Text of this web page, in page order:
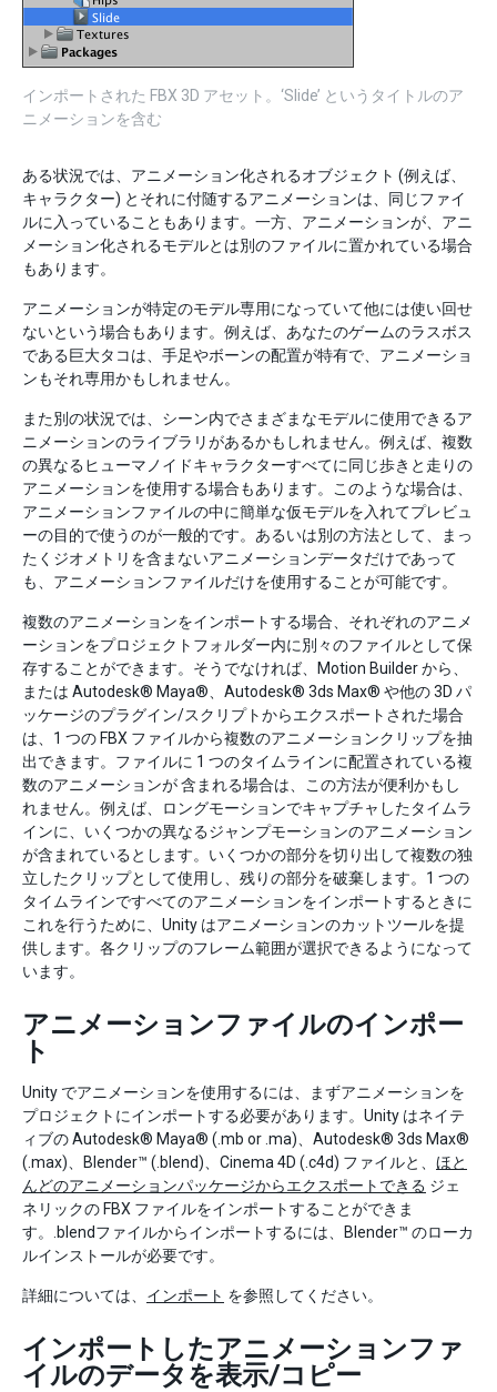
インポートされた FBX 3D アセット。‘Slide’ というタイトルのア
ニメーションを含む
ある状況では、アニメーション化されるオブジェクト (例えば、
キャラクター) とそれに付随するアニメーションは、同じファイ
ルに入っていることもあります。一方、アニメーションが、アニ
メーション化されるモデルとは別のファイルに置かれている場合
もあります。
アニメーションが特定のモデル専用になっていて他には使い回せ
ないという場合もあります。例えば、あなたのゲームのラスボス
である巨大タコは、手足やボーンの配置が特有で、アニメーショ
ンもそれ専用かもしれません。
また別の状況では、シーン内でさまざまなモデルに使用できるア
ニメーションのライブラリがあるかもしれません。例えば、複数
の異なるヒューマノイドキャラクターすべてに同じ歩きと走りの
アニメーションを使用する場合もあります。このような場合は、
アニメーションファイルの中に簡単な仮モデルを入れてプレビュ
ーの目的で使うのが一般的です。あるいは別の方法として、まっ
たくジオメトリを含まないアニメーションデータだけであって
も、アニメーションファイルだけを使用することが可能です。
複数のアニメーションをインポートする場合、それぞれのアニメ
ーションをプロジェクトフォルダー内に別々のファイルとして保
存することができます。そうでなければ、Motion Builder から、
または Autodesk® Maya®、Autodesk® 3ds Max® や他の 3D パ
ッケージのプラグイン/スクリプトからエクスポートされた場合
は、1 つの FBX ファイルから複数のアニメーションクリップを抽
出できます。ファイルに 1 つのタイムラインに配置されている複
数のアニメーションが 含まれる場合は、この方法が便利かもし
れません。例えば、ロングモーションでキャプチャしたタイムラ
インに、いくつかの異なるジャンプモーションのアニメーション
が含まれているとします。いくつかの部分を切り出して複数の独
立したクリップとして使用し、残りの部分を破棄します。1 つの
タイムラインですべてのアニメーションをインポートするときに
これを行うために、Unity はアニメーションのカットツールを提
供します。各クリップのフレーム範囲が選択できるようになって
います。
アニメーションファイルのインポー
ト
Unity でアニメーションを使用するには、まずアニメーションを
プロジェクトにインポートする必要があります。Unity はネイテ
ィブの Autodesk® Maya® (.mb or .ma)、Autodesk® 3ds Max®
(.max)、Blender™ (.blend)、Cinema 4D (.c4d) ファイルと、 ほと
んどのアニメーションパッケージからエクスポートできる ジェ
ネリックの FBX ファイルをインポートすることができま
す。.blendファイルからインポートするには、Blender™ のローカ
ルインストールが必要です。
詳細については、 インポート を参照してください。
インポートしたアニメーションファ
イルのデータを表示/コピー